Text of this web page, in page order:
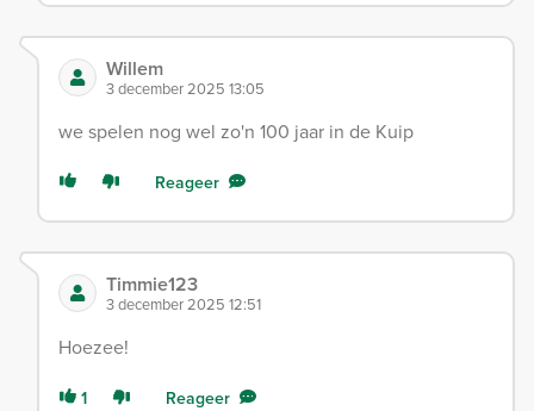
Willem
3 december 2025 13:05
we spelen nog wel zo'n 100 jaar in de Kuip
Reageer
Timmie123
3 december 2025 12:51
Hoezee!
1 Reageer